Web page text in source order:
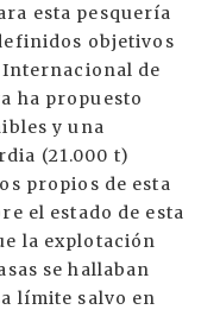
esta pesquería
objetivos
Internacional de
ha propuesto
y una
(21.000 t)
propios de esta
el estado de esta
la explotación
se hallaban
límite salvo en